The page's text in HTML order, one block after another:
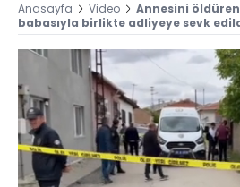
Anasayfa Video
Annesini
babasıyla birlikte adliyeye sevk